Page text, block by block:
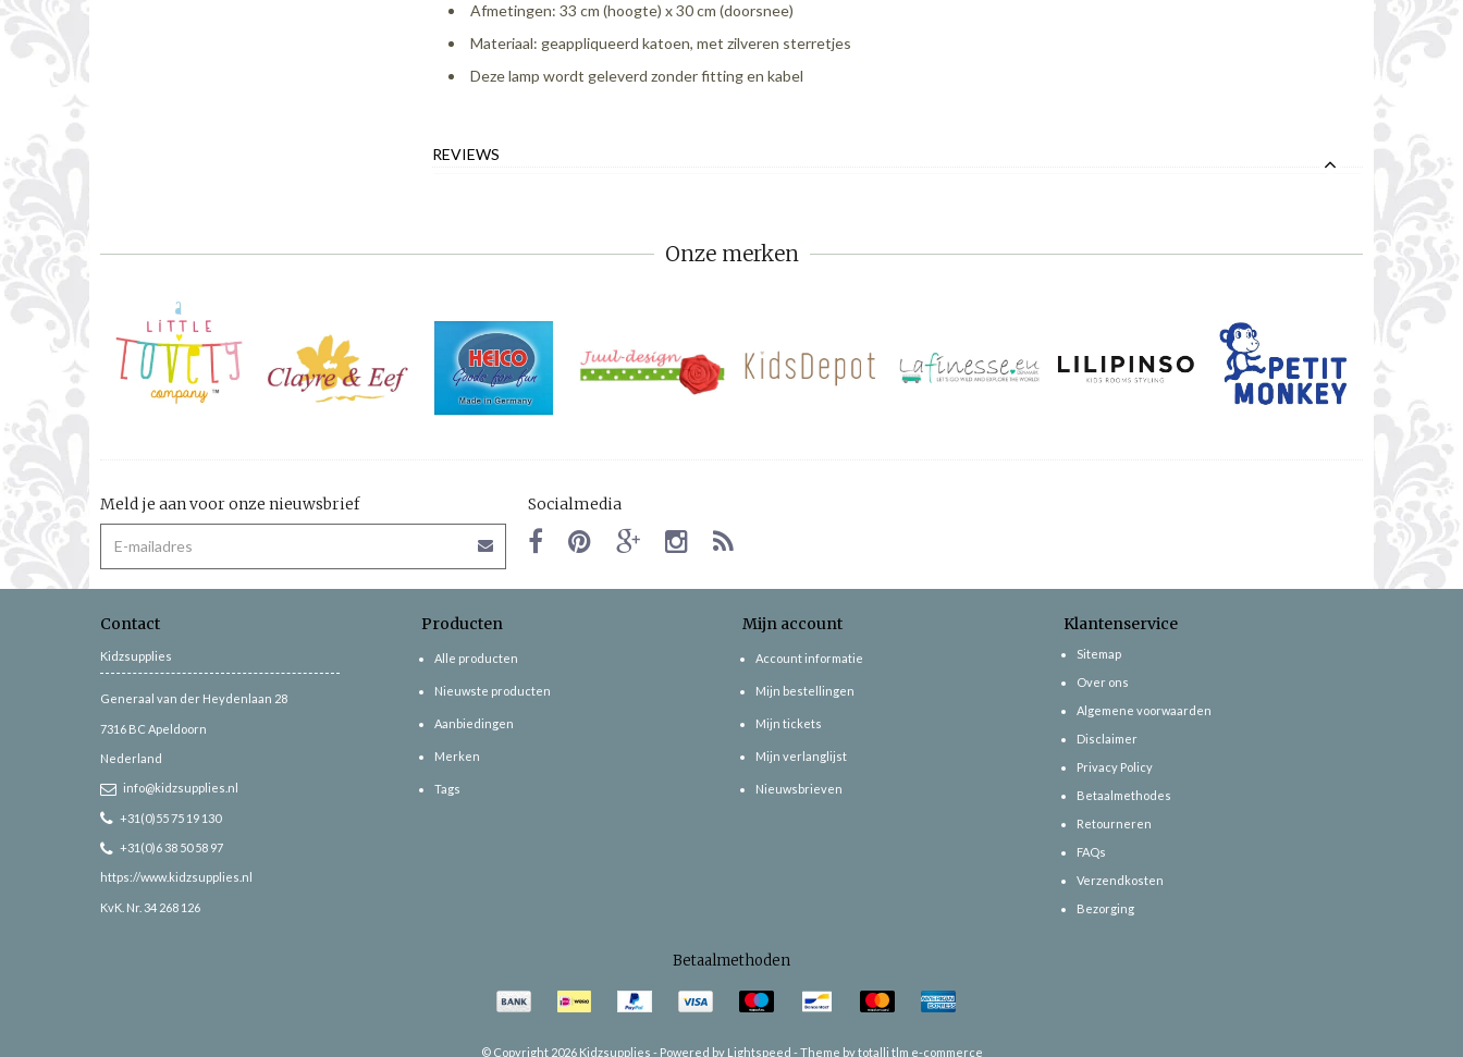
Afmetingen: 33 cm (hoogte) x 30 cm (doorsnee)
Materiaal: geappliqueerd katoen, met zilveren sterretjes
Deze lamp wordt geleverd zonder fitting en kabel
REVIEWS
Onze merken
Meld je aan voor onze nieuwsbrief Socialmedia
Contact
Kidzsupplies
Generaal van der Heydenlaan 28
7316 BC Apeldoorn
Nederland
info@kidzsupplies.nl
+31(0)55 75 19 130
+31(0)6 38 50 58 97
https://www.kidzsupplies.nl
KvK. Nr. 34 268 126
Producten
Alle producten
Nieuwste producten
Aanbiedingen
Merken
Tags
Mijn account
Account informatie
Mijn bestellingen
Mijn tickets
Mijn verlanglijst
Nieuwsbrieven
Klantenservice
Sitemap
Over ons
Algemene voorwaarden
Disclaimer
Privacy Policy
Betaalmethodes
Retourneren
FAQs
Verzendkosten
Bezorging
Betaalmethoden
© Copyright 2026 Kidzsupplies - Powered by Lightspeed -Theme by totalli t|m e-commerce